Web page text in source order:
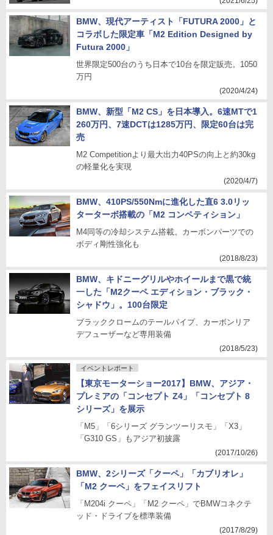
BMW、現代アーティスト「FUTURA 2000」と
コラボした限定車「M2 Edition Designed by
Futura 2000」
世界限定500台のうち日本で10台を限定販売。1050
万円
(2020/4/24)
BMW、新型「M2 CS」を日本導入。6速MTで1
260万円、7速DCTは1285万円、限定60台は完
売
M2 Competitionより最大出力40PSの向上と約30kg
の軽量化を実現
(2020/4/7)
BMW、410PS/550Nmに進化した直6 3.0リッ
ターターボ搭載の「M2 コンペティション」
M4同等の冷却システム搭載。カーボンパーツでの
ボディ剛性強化も
(2018/8/23)
BMW、キドニーグリルやホイールまで黒で統
一した「M2クーペ エディション・ブラック・
シャドウ」。100台限定
ブラッククロームのテールパイプ、カーボンリア
デフューザーなど専用装備
(2018/5/23)
イベントレポート
【東京モーターショー2017】BMW、アジア・
プレミアの「コンセプト Z4」「コンセプト 8
シリーズ」を展示
「M5」「6シリーズ グランツーリスモ」「X3」
「G310 GS」もアジア初披露
(2017/10/26)
BMW、2シリーズ「クーペ」「カブリオレ」
「M2 クーペ」をフェイスリフト
「M204i クーペ」「M2 クーペ」でBMWコネクテ
ッド・ドライブを標準装備
(2017/8/29)